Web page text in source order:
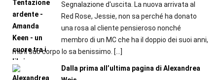
Segnalazione d'uscita. La nuova arrivata al
Red Rose, Jessie, non sa perché ha donato
una rosa al cliente pensieroso nonché
membro di un MC che ha il doppio dei suoi anni,
ma il suo corpo lo sa benissimo. […]
Dalla prima all’ultima pagina di Alexandrea